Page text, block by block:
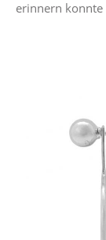
erinnern konnte